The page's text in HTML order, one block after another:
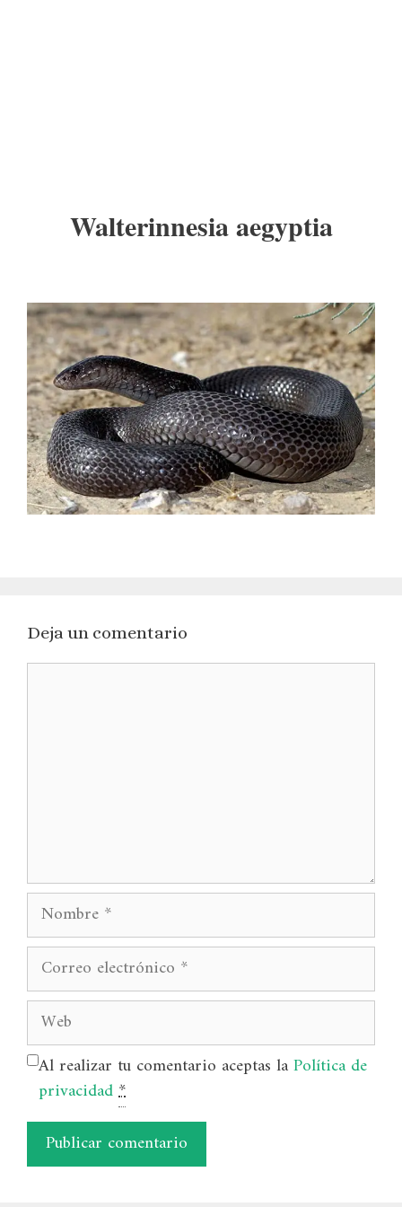
Walterinnesia aegyptia
Deja un comentario
Comentario
Nombre
Correo
electrónico
Web
Al realizar tu comentario aceptas laPolítica de
privacidad*